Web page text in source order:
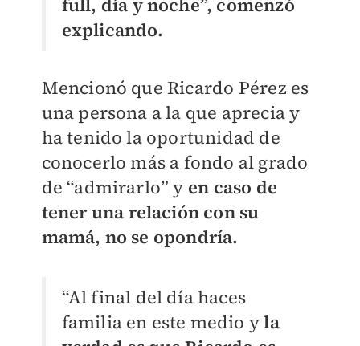
explicando.
Mencionó que Ricardo Pérez es
una persona a la que aprecia y
ha tenido la oportunidad de
conocerlo más a fondo al grado
de “admirarlo” y en caso de
tener una relación con su
mamá, no se opondría.
“Al final del día haces
familia en este medio yla